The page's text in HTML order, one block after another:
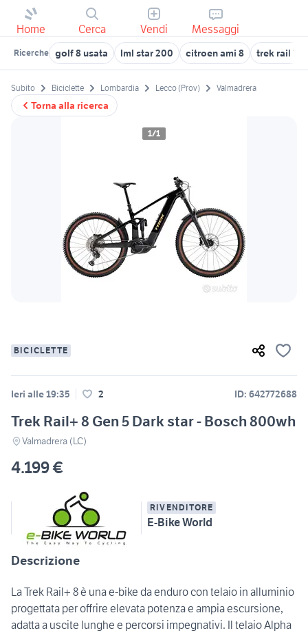
Home Cerca Vendi Messaggi
Ricerche golf 8 usata lml star 200 citroen ami 8 trek rail 7
Torna alla ricerca
Subito Biciclette Lombardia Lecco (Prov) Valmadrera
1/1
BICICLETTE
Ieri alle 19:35 2 ID: 642772688
Trek Rail+ 8 Gen 5 Dark star - Bosch 800wh
Valmadrera (LC)
4.199 €
RIVENDITORE
E-Bike World
Descrizione
La Trek Rail+ 8 è una e-bike da enduro con telaio in alluminio
progettata per offrire elevata potenza e ampia escursione,
adatta a uscite lunghe e percorsi impegnativi. Il telaio Alpha